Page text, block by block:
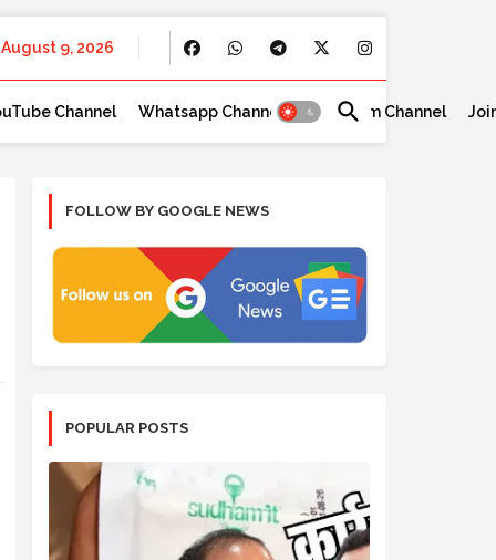
August 9, 2026
Channel Whatsapp Channel Telegram Channel
FOLLOW BY GOOGLE NEWS
POPULAR POSTS